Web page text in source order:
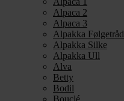
Alpaca 2
Alpaca 3
Alpakka Følgetråd
Alpakka Silke
Alpakka Ull
Alva
Betty
Bodil
Bouclé